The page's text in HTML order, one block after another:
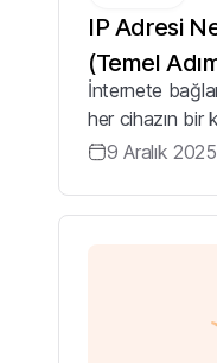
IP Adresi
(Temel
İnternete
her cihazın bir
kimlik,
9 Aralık 2025